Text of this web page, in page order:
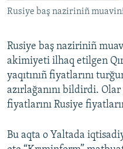
QOŞULIÑIZ!
RFE/RS bütün saytları
Rusiye baş naziriniñ
Rusiye baş naziriniñ
akimiyeti ilhaq etilgen
yaqıtınıñ fiyatlarını
azırlağanını bildirdi. Olar
fiyatlarını Rusiye
Bu aqta o Yaltada